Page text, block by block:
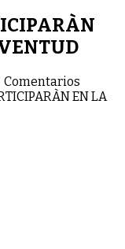
Comentarios
EN LA